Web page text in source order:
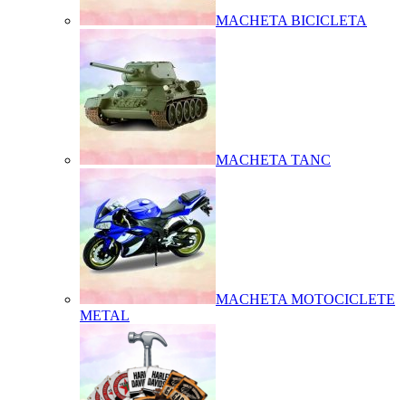
MACHETA BICICLETA
MACHETA TANC
MACHETA MOTOCICLETE
METAL